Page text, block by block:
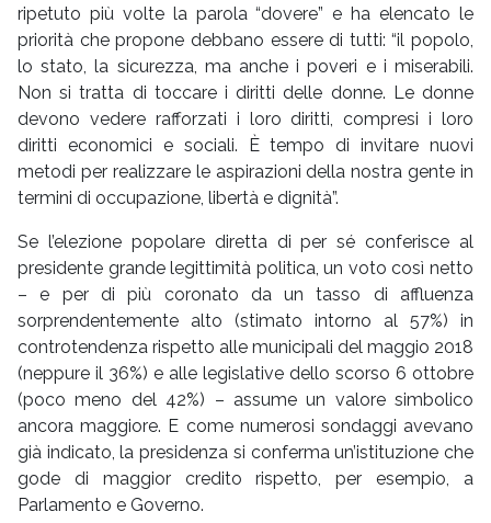
ripetuto più volte la parola “dovere” e ha elencato le
priorità che propone debbano essere di tutti: “il popolo,
lo stato, la sicurezza, ma anche i poveri e i miserabili.
Non si tratta di toccare i diritti delle donne. Le donne
devono vedere rafforzati i loro diritti, compresi i loro
diritti economici e sociali. È tempo di invitare nuovi
metodi per realizzare le aspirazioni della nostra gente in
termini di occupazione, libertà e dignità”.
Se l’elezione popolare diretta di per sé conferisce al
presidente grande legittimità politica, un voto così netto
– e per di più coronato da un tasso di affluenza
sorprendentemente alto (stimato intorno al 57%) in
controtendenza rispetto alle municipali del maggio 2018
(neppure il 36%) e alle legislative dello scorso 6 ottobre
(poco meno del 42%) – assume un valore simbolico
ancora maggiore. E come numerosi sondaggi avevano
già indicato, la presidenza si conferma un’istituzione che
gode di maggior credito rispetto, per esempio, a
Parlamento e Governo.